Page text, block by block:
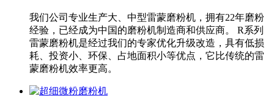
我们公司专业生产大、中型雷蒙磨粉机，拥有22年磨粉
经验，已经成为中国的磨粉机制造商和供应商。 R系列
雷蒙磨粉机是经过我们的专家优化升级改造，具有低损
耗、投资小、环保、占地面积小等优点，它比传统的雷
蒙磨粉机效率更高。